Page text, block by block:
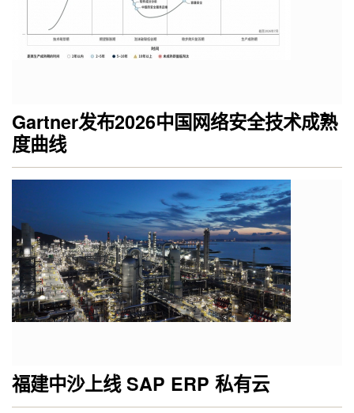
Gartner发布2026中国网络安全技术成熟
度曲线
福建中沙上线 SAP ERP 私有云